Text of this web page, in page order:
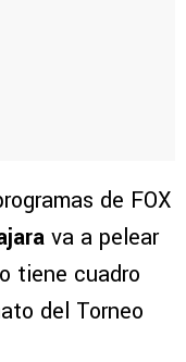
de FOX
va a pelear
tiene cuadro
del Torneo